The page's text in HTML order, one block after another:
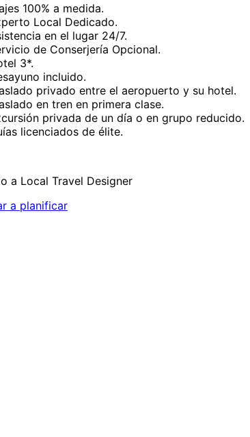
100% a medida.
Local Dedicado.
en el lugar 24/7.
de Conserjería Opcional.
3*.
incluido.
privado entre el aeropuerto y su hotel.
en tren en primera clase.
privada de un día o en grupo reducido.
licenciados de élite.
a Local Travel Designer
a planificar